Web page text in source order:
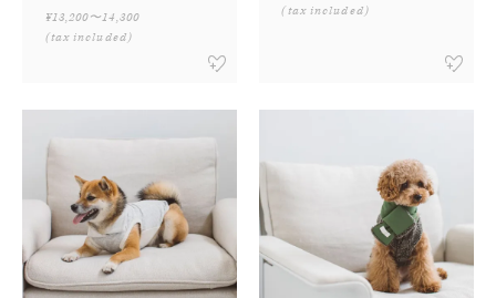
¥13,200〜14,300
(tax included)
(tax included)